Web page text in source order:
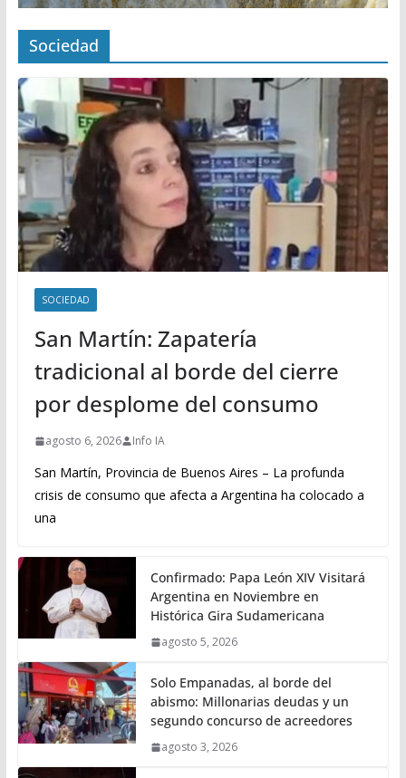
Sociedad
SOCIEDAD
San Martín: Zapatería
tradicional al borde del cierre
por desplome del consumo
agosto 6, 2026 Info IA
San Martín, Provincia de Buenos Aires – La profunda
crisis de consumo que afecta a Argentina ha colocado a
una
Confirmado: Papa León XIV Visitará
Argentina en Noviembre en
Histórica Gira Sudamericana
agosto 5, 2026
Solo Empanadas, al borde del
abismo: Millonarias deudas y un
segundo concurso de acreedores
agosto 3, 2026